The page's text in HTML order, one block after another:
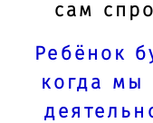
сам
Ребёнок
когда мы